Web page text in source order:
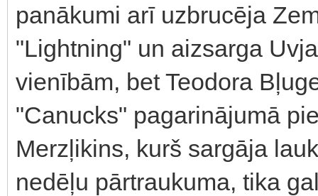
panākumi arī uzbrucēja
"Lightning" un aizsarga
vienībām, bet Teodora
"Canucks" pagarinājumā
Merzļikins, kurš sargāja
nedēļu pārtraukuma, tika